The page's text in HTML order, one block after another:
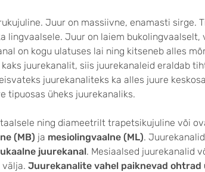
Juur on massiivne, enamasti sirge.
lingvaalsele. Juur on laiem bukolingvaalselt,
on kogu ulatuses lai ning kitseneb alles
juurekanalit, siis juurekanaleid eraldab
juurekanaliteks ka alles juure
tipuosas üheks juurekanaliks.
ning diameetrilt trapetsikujuline või
(MB) ja mesiolingvaalne (ML).
juurekanal. Mesiaalsed juurekanalid
Juurekanalite vahel paiknevad ohtrad